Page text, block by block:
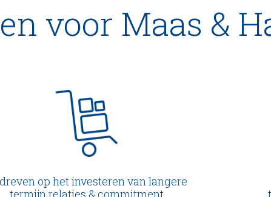
voor Maas &
op het investeren van langere
termijn relaties & commitment